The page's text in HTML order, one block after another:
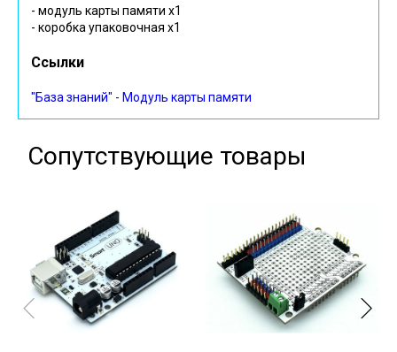
- модуль карты памяти х1
- коробка упаковочная х1
Ссылки
"База знаний" - Модуль карты памяти
Сопутствующие товары